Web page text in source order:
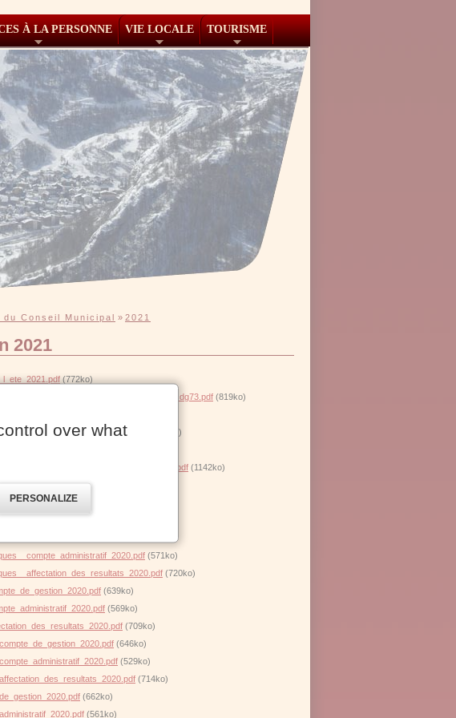
À LA PERSONNE VIE LOCALE TOURISME
Conseil Municipal » 2021
2021
(772ko)
(819ko)
(1009ko)
(1142ko)
(565ko)
(571ko)
(720ko)
(639ko)
(569ko)
(709ko)
(646ko)
(529ko)
(714ko)
(662ko)
(561ko)
over what
PERSONALIZE